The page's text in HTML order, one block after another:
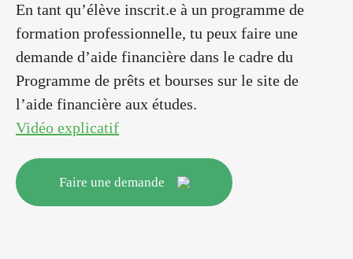
En tant qu’élève inscrit.e à un programme de
formation professionnelle, tu peux faire une
demande d’aide financière dans le cadre du
Programme de prêts et bourses sur le site de
l’aide financière aux études.
Vidéo explicatif
Faire une demande